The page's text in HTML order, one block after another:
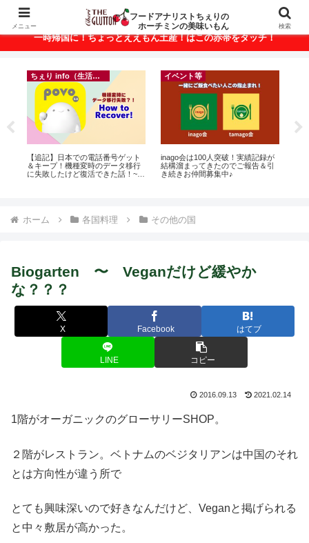
ベトナム・ホーチミンの美味いもんが満載！
一時帰国に！ちょっとええもん土産！はこの赤帯をタッチ！
ちぇり info（生活情報）
【追記】日本での電話番号ゲット
＆キープ！機種変時のデータ移行
に失敗したけど復活できた話！~
イベント等
inago会は100人突破！実績記録が
結構溜まってきたのでご報告＆引
き続きお仲間募集中♪
ホーム 各国料理 その他の国
Biogarten 〜 Veganだけど緩やか
な？？？
X Facebook はてブ
LINE コピー
2016.09.13 2021.02.14
1階がオーガニックのグローサリーSHOP。
２階がレストラン。ベトナムのベジタリアンは中国のそれ
とは方向性が違う所で
とても興味深いので好きなんだけど、Veganと掲げられる
と中々敷居が高かった。
メニュー
フードアナリストちぇりの
ホーチミンの美味いもん
検索